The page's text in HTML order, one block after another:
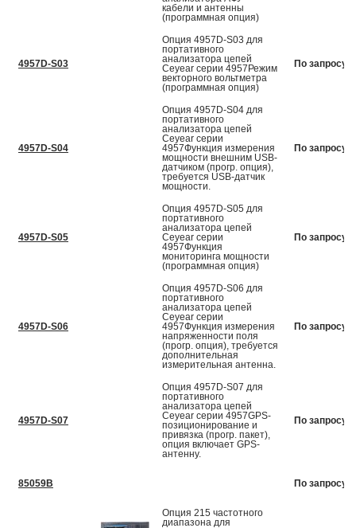
кабели и антенны
(программная опция)
4957D-S03
Опция 4957D-S03 для
портативного
анализатора цепей
Ceyear серии 4957Режим
векторного вольтметра
(программная опция)
По запросу
4957D-S04
Опция 4957D-S04 для
портативного
анализатора цепей
Ceyear серии
4957Функция измерения
мощности внешним USB-
датчиком (прогр. опция),
требуется USB-датчик
мощности.
По запросу
4957D-S05
Опция 4957D-S05 для
портативного
анализатора цепей
Ceyear серии
4957Функция
мониторинга мощности
(программная опция)
По запросу
4957D-S06
Опция 4957D-S06 для
портативного
анализатора цепей
Ceyear серии
4957Функция измерения
напряженности поля
(прогр. опция), требуется
дополнительная
измерительная антенна.
По запросу
4957D-S07
Опция 4957D-S07 для
портативного
анализатора цепей
Ceyear серии 4957GPS-
позиционирование и
привязка (прогр. пакет),
опция включает GPS-
антенну.
По запросу
85059B По запросу
Опция 215 частотного
диапазона для